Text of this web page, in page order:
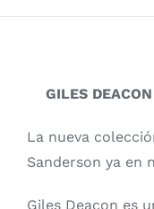
GILES
La nueva
Sanderson ya en
Giles Deacon es